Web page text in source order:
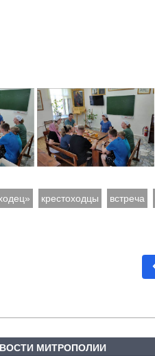
крестоходцы встреча
МИТРОПОЛИИ